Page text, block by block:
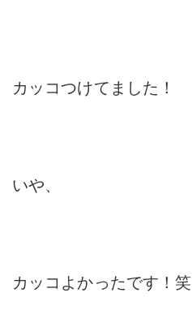
カッコつけてました！
いや、
カッコよかったです！笑